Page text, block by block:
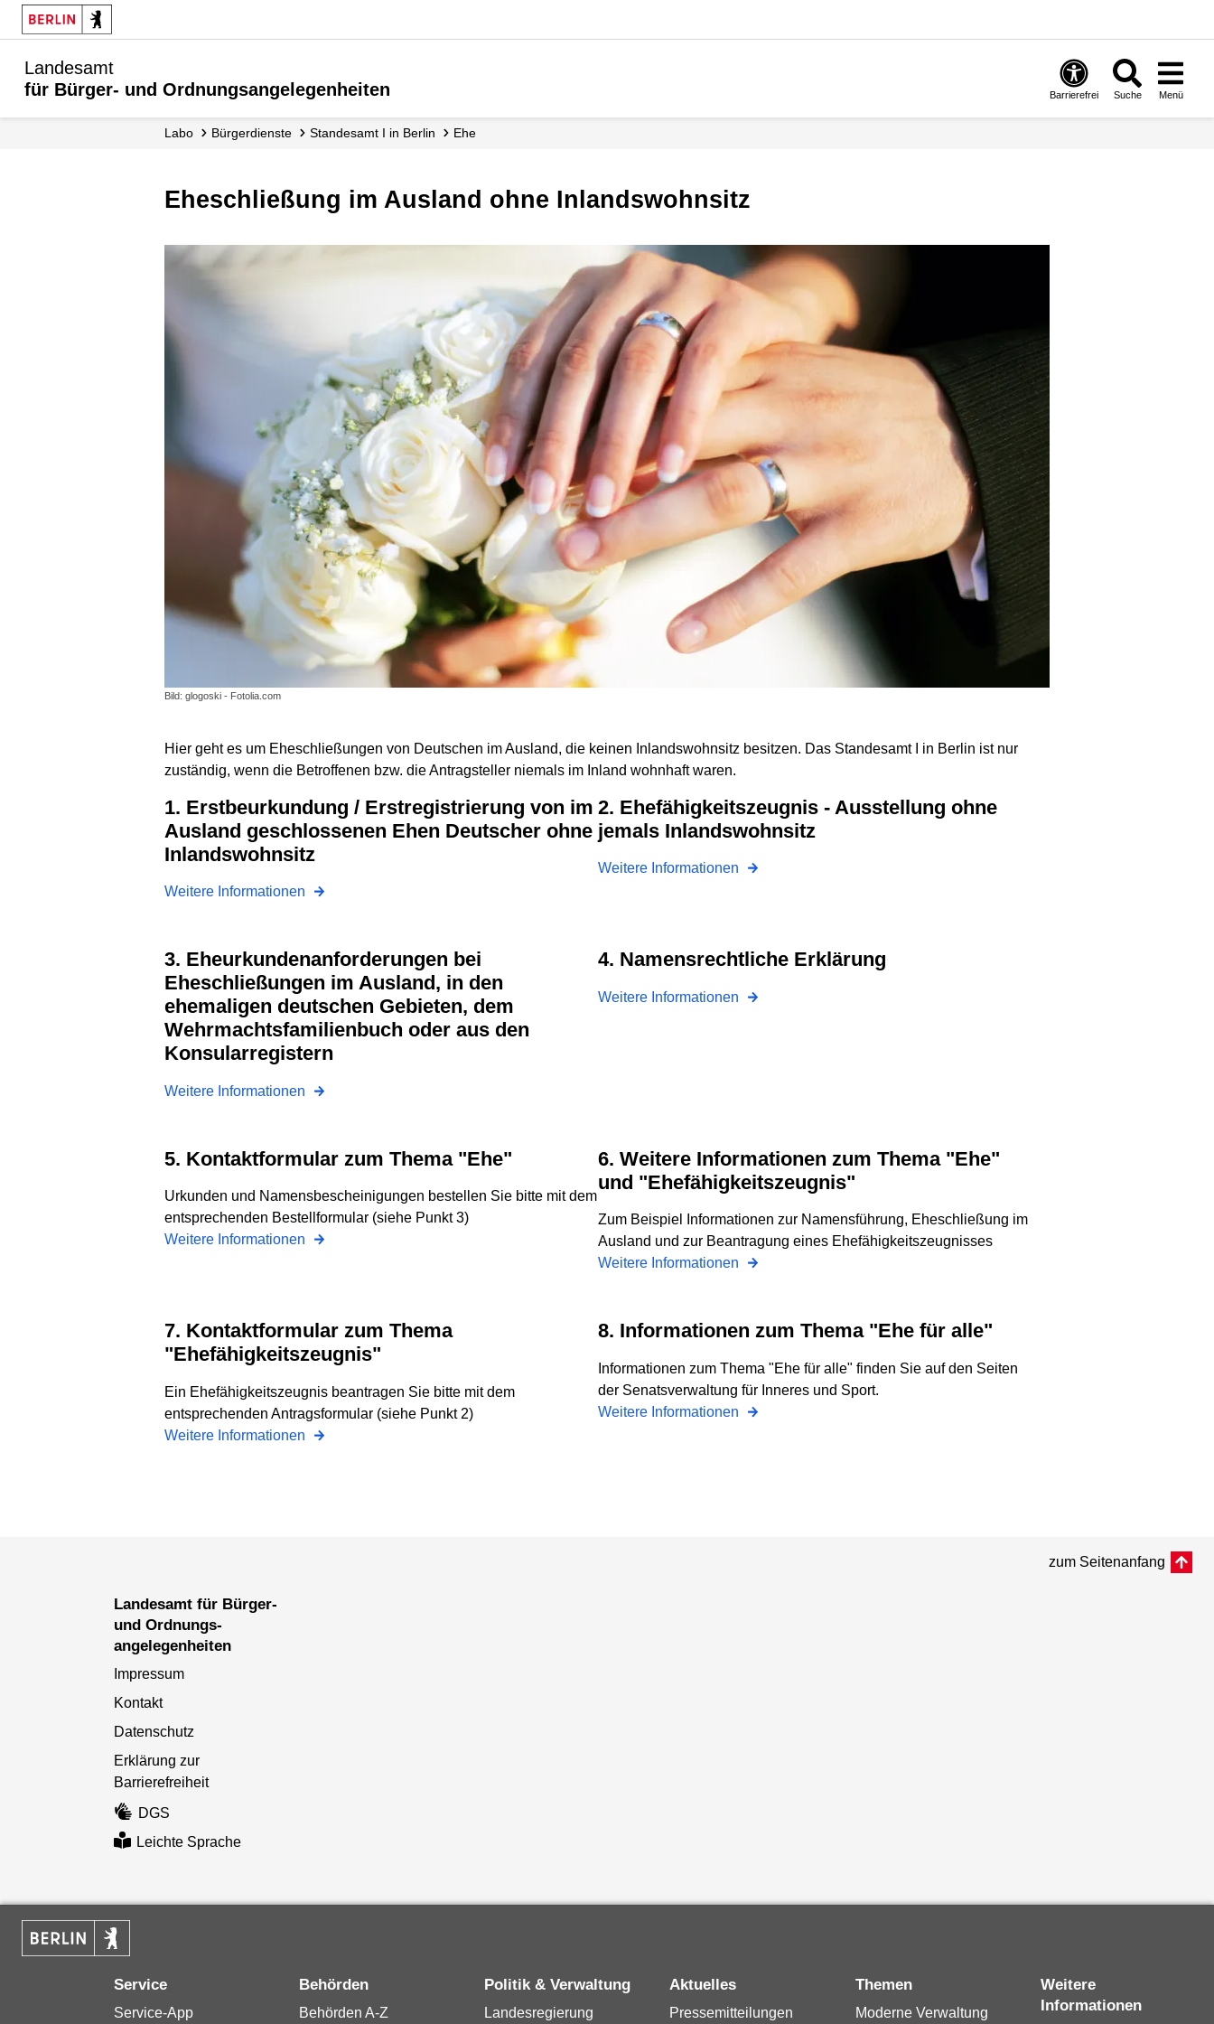
Landesamt
für Bürger- und Ordnungsangelegenheiten
Barrierefrei Suche Menü
Labo Bürgerdienste Standesamt I in Berlin Ehe
Eheschließung im Ausland ohne Inlandswohnsitz
Bild: glogoski - Fotolia.com
Hier geht es um Eheschließungen von Deutschen im Ausland, die keinen Inlandswohnsitz besitzen. Das Standesamt I in Berlin ist nur
zuständig, wenn die Betroffenen bzw. die Antragsteller niemals im Inland wohnhaft waren.
1. Erstbeurkundung / Erstregistrierung von im
Ausland geschlossenen Ehen Deutscher ohne
Inlandswohnsitz
Weitere Informationen
2. Ehefähigkeitszeugnis - Ausstellung ohne
jemals Inlandswohnsitz
Weitere Informationen
3. Eheurkundenanforderungen bei
Eheschließungen im Ausland, in den
ehemaligen deutschen Gebieten, dem
Wehrmachtsfamilienbuch oder aus den
Konsularregistern
Weitere Informationen
4. Namensrechtliche Erklärung
Weitere Informationen
5. Kontaktformular zum Thema "Ehe"
Urkunden und Namensbescheinigungen bestellen Sie bitte mit dem
entsprechenden Bestellformular (siehe Punkt 3)
Weitere Informationen
6. Weitere Informationen zum Thema "Ehe"
und "Ehefähigkeitszeugnis"
Zum Beispiel Informationen zur Namensführung, Eheschließung im
Ausland und zur Beantragung eines Ehefähigkeitszeugnisses
Weitere Informationen
7. Kontaktformular zum Thema
"Ehefähigkeitszeugnis"
Ein Ehefähigkeitszeugnis beantragen Sie bitte mit dem
entsprechenden Antragsformular (siehe Punkt 2)
Weitere Informationen
8. Informationen zum Thema "Ehe für alle"
Informationen zum Thema "Ehe für alle" finden Sie auf den Seiten
der Senatsverwaltung für Inneres und Sport.
Weitere Informationen
zum Seitenanfang
Landesamt für Bürger-
und Ordnungs­
angelegenheiten
Impressum
Kontakt
Datenschutz
Erklärung zur
Barrierefreiheit
DGS
Leichte Sprache
Service
Service-App
Behörden
Behörden A-Z
Politik & Verwaltung
Landesregierung
Aktuelles
Pressemitteilungen
Themen
Moderne Verwaltung
Weitere
Informationen